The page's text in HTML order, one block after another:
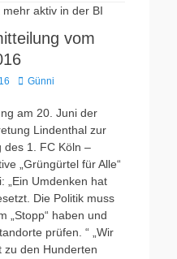
aktiv in der BI
vom
AutorGünni
am 20. Juni der
Lindenthal zur
des 1. FC Köln –
„Grüngürtel für Alle“
„Ein Umdenken hat
Die Politik muss
„Stopp“ haben und
prüfen. “ „Wir
zu den Hunderten